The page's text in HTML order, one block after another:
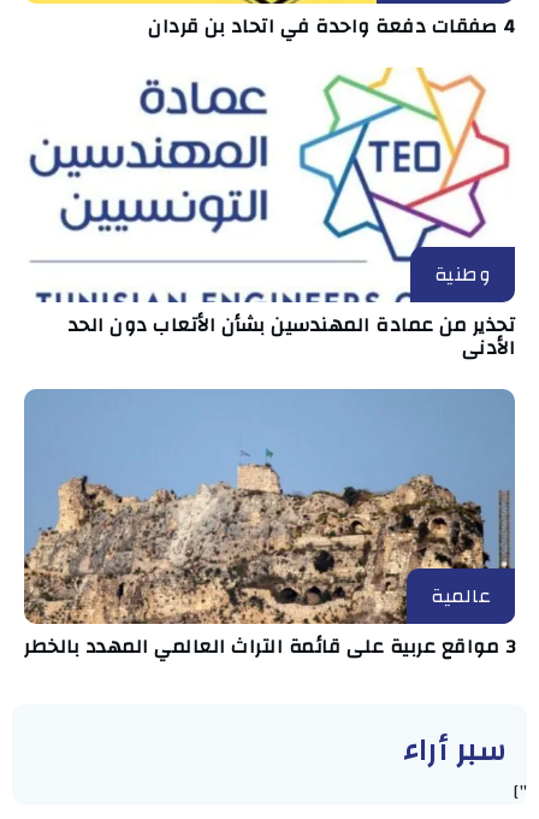
4 صفقات دفعة واحدة في اتحاد بن قردان
وطنية
تحذير من عمادة المهندسين بشأن الأتعاب دون الحد
الأدنى
عالمية
3 مواقع عربية على قائمة التراث العالمي المهدد بالخطر
سبر أراء
"]